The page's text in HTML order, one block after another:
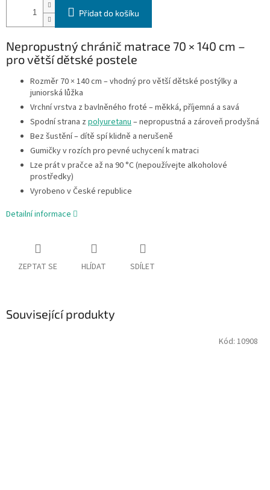
Přidat do košíku
Nepropustný chránič matrace 70 × 140 cm –
pro větší dětské postele
Rozměr 70 × 140 cm – vhodný pro větší dětské postýlky a
juniorská lůžka
Vrchní vrstva z bavlněného froté – měkká, příjemná a savá
Spodní strana z polyuretanu– nepropustná a zároveň prodyšná
Bez šustění – dítě spí klidně a nerušeně
Gumičky v rozích pro pevné uchycení k matraci
Lze prát v pračce až na 90 °C (nepoužívejte alkoholové
prostředky)
Vyrobeno v České republice
Detailní informace
ZEPTAT SE HLÍDAT SDÍLET
Související produkty
Kód: 10908